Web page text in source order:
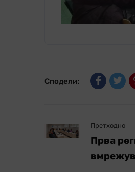
Сподели:
Претходно
Прва